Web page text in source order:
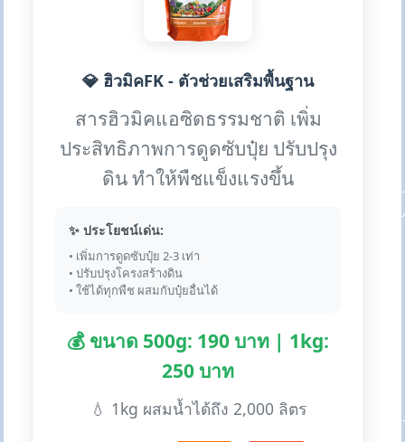
💎 ฮิวมิคFK - ตัวช่วยเสริมพื้นฐาน
สารฮิวมิคแอซิดธรรมชาติ เพิ่ม
ประสิทธิภาพการดูดซับปุ๋ย ปรับปรุง
ดิน ทำให้พืชแข็งแรงขึ้น
✨ ประโยชน์เด่น:
• เพิ่มการดูดซับปุ๋ย 2-3 เท่า
• ปรับปรุงโครงสร้างดิน
• ใช้ได้ทุกพืช ผสมกับปุ๋ยอื่นได้
💰 ขนาด 500g: 190 บาท | 1kg:
250 บาท
💧 1kg ผสมน้ำได้ถึง 2,000 ลิตร